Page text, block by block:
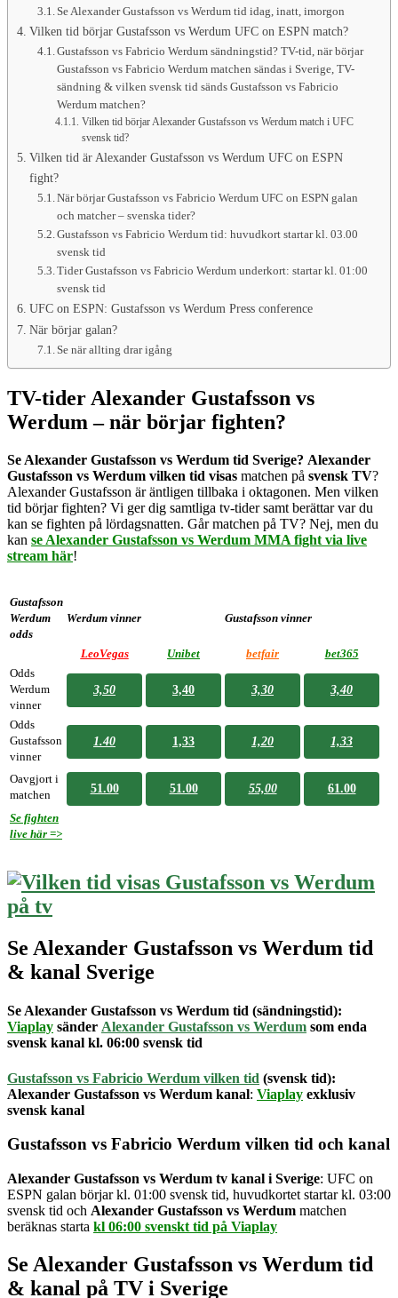
Se Alexander Gustafsson vs Werdum tid idag, inatt, imorgon
Vilken tid börjar Gustafsson vs Werdum UFC on ESPN match?
Gustafsson vs Fabricio Werdum sändningstid? TV-tid, när börjar
Gustafsson vs Fabricio Werdum matchen sändas i Sverige, TV-
sändning & vilken svensk tid sänds Gustafsson vs Fabricio
Werdum matchen?
Vilken tid börjar Alexander Gustafsson vs Werdum match i UFC
svensk tid?
Vilken tid är Alexander Gustafsson vs Werdum UFC on ESPN
fight?
När börjar Gustafsson vs Fabricio Werdum UFC on ESPN galan
och matcher – svenska tider?
Gustafsson vs Fabricio Werdum tid: huvudkort startar kl. 03.00
svensk tid
Tider Gustafsson vs Fabricio Werdum underkort: startar kl. 01:00
svensk tid
UFC on ESPN: Gustafsson vs Werdum Press conference
När börjar galan?
Se när allting drar igång
TV-tider Alexander Gustafsson vs
Werdum – när börjar fighten?
Se Alexander Gustafsson vs Werdum tid Sverige? Alexander
Gustafsson vs Werdum vilken tid visas matchen på svensk TV?
Alexander Gustafsson är äntligen tillbaka i oktagonen. Men vilken
tid börjar fighten? Vi ger dig samtliga tv-tider samt berättar var du
kan se fighten på lördagsnatten. Går matchen på TV? Nej, men du
kan se Alexander Gustafsson vs Werdum MMA fight via live
stream här!
Gustafsson
Werdum
odds
Werdum vinner Gustafsson vinner
LeoVegas Unibet betfair
bet365
Odds
Werdum
vinner
3,50 3,40 3,30 3,40
Odds
Gustafsson
vinner
1.40 1,33 1,20 1,33
Oavgjort i
matchen
51.00 51.00 55,00 61.00
Se fighten
live här =>
Se Alexander Gustafsson vs Werdum tid
& kanal Sverige
Se Alexander Gustafsson vs Werdum tid (sändningstid):
Viaplay sänder Alexander Gustafsson vs Werdum som enda
svensk kanal kl. 06:00 svensk tid
Gustafsson vs Fabricio Werdum vilken tid (svensk tid):
Alexander Gustafsson vs Werdum kanal: Viaplay exklusiv
svensk kanal
Gustafsson vs Fabricio Werdum vilken tid och kanal
Alexander Gustafsson vs Werdum tv kanal i Sverige: UFC on
ESPN galan börjar kl. 01:00 svensk tid, huvudkortet startar kl. 03:00
svensk tid och Alexander Gustafsson vs Werdum matchen
beräknas starta kl 06:00 svenskt tid på Viaplay
Se Alexander Gustafsson vs Werdum tid
& kanal på TV i Sverige